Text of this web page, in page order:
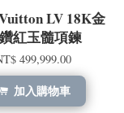
LV 18K金
紅玉髓項鍊
499,999.00
加入購物車